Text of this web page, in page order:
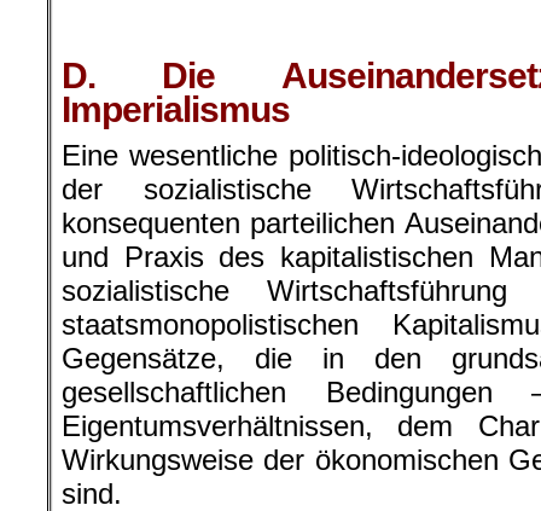
D. Die
Imperialismus
Eine wesentliche politisch-
der sozialistische
konsequenten parteilichen
und Praxis des kapitalistischen
sozialistische
staatsmonopolistischen
Gegensätze, die in den
gesellschaftlichen
Eigentumsverhältnissen, dem
Wirkungsweise der ökonomischen
sind.